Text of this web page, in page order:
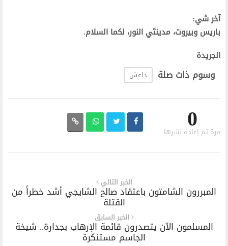
آخر شي:
باريس وبيروت، مدينتَي النور، لكما السلام.
الجريدة
وسوم ذات صلة داعش
0
مرة تم إعادة نشرها
الخبر التالي
المبررون الشامتون باعتقاد صالح الشايجي أشد خطراً من
القتلة
الخبر السابق
المسلمون الآن يتصدرون قائمة الإرهاب بجدارة.. شيخة
الجاسم مستنكرة